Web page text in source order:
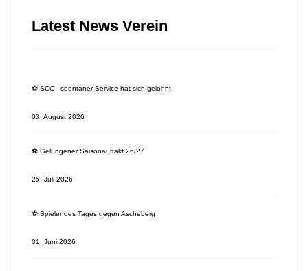
Latest News Verein
⚽️ SCC - spontaner Service hat sich gelohnt
03. August 2026
⚽️ Gelungener Saisonauftakt 26/27
25. Juli 2026
⚽️ Spieler des Tages gegen Ascheberg
01. Juni 2026